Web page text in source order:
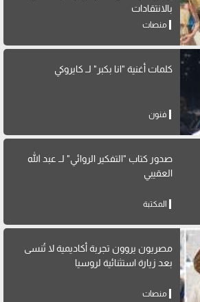
بالانتقادات
منصات
كلمات أغنية "انا بكبر" لــ كايروكي
فنون
صدور كتاب "التفكير الروائي" لــ عبد الله
العقيبي
المكتبة
مصريون يروون تجربة أكاديمية لا تُنسى
بعد زيارة استثنائية لروسيا
منصات